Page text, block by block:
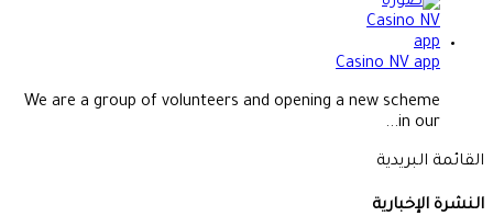
Casino NV app
We are a group of volunteers and opening a new scheme
in our...
القائمة البريدية
النشرة الإخبارية